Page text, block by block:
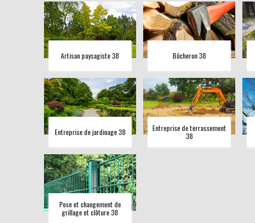
Artisan paysagiste 38 Bûcheron 38
Entreprise de jardinage 38 Entreprise de terrassement
38
Pose et changement de
grillage et clôture 38